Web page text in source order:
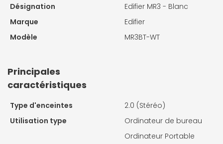
Désignation
Edifier MR3 - Blanc
Marque
Edifier
Modèle
MR3BT-WT
Principales
caractéristiques
Type d'enceintes
2.0 (Stéréo)
Utilisation type
Ordinateur de bureau
Ordinateur Portable